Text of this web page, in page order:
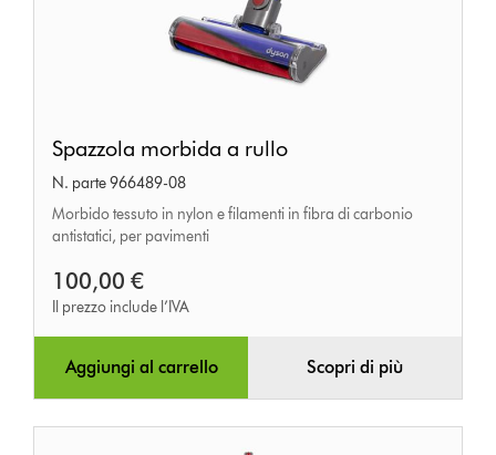
morbida
a
rullo
Spazzola morbida a rullo
N. parte 966489-08
Morbido tessuto in nylon e filamenti in fibra di carbonio
antistatici, per pavimenti
100,00 €
Il prezzo include l’IVA
Aggiungi al carrello Scopri di più